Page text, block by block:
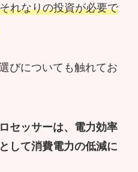
れなりの投資が必要で
びについても触れてお
セッサーは、電力効率
して消費電力の低減に